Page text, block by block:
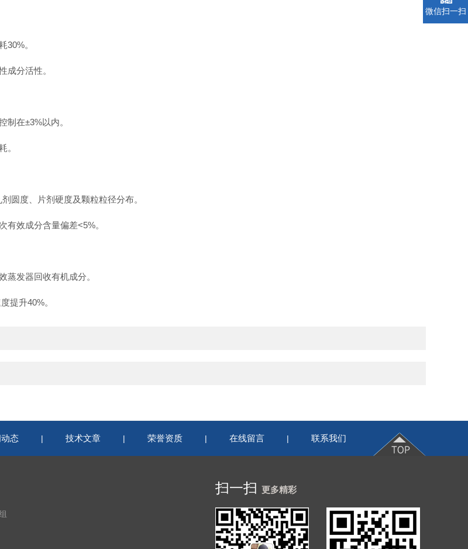
。
分活性。
在±3%以内。
。
度、片剂硬度及颗粒粒径分布。
效成分含量偏差<5%。
发器回收有机成分。
提升40%。
态 | 技术文章 | 荣誉资质 | 在线留言 | 联系我们
扫一扫 更多精彩
微信扫一扫